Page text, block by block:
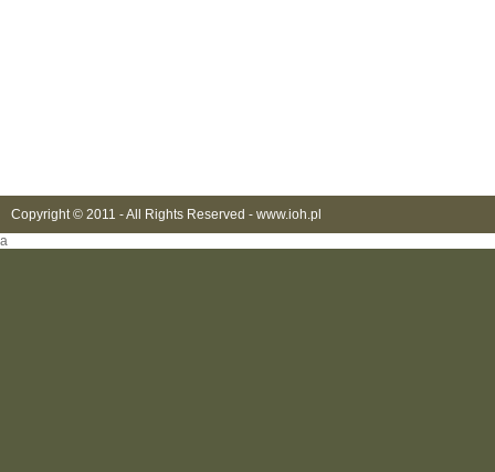
Copyright © 2011 - All Rights Reserved - www.ioh.pl
a